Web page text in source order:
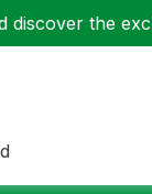
discover the